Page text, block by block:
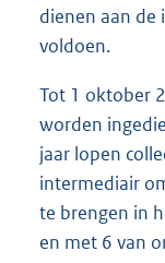
dienen aan de
voldoen.
Tot 1 oktober
worden
jaar lopen
intermediair
te brengen in
en met 6 van